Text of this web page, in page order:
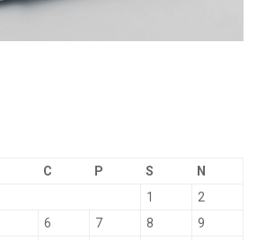
C P S N
1
2
6 7 8
9